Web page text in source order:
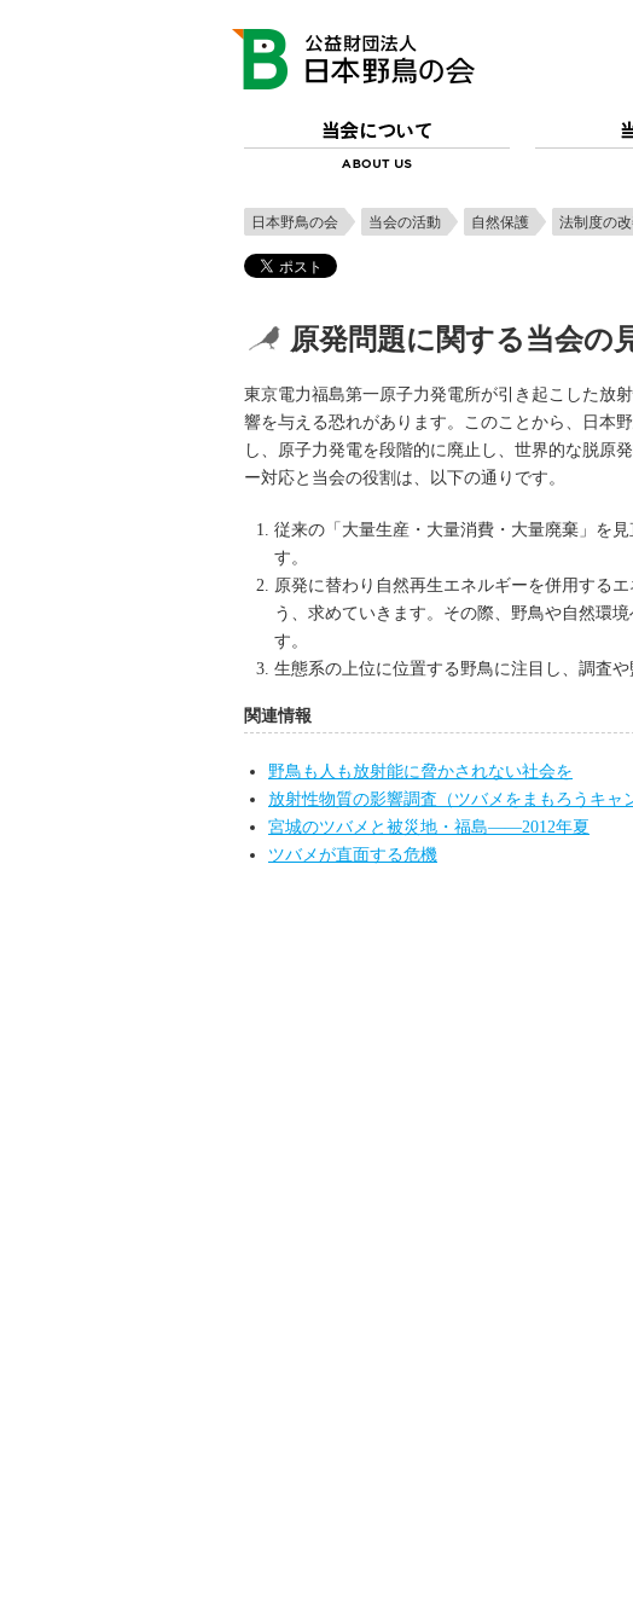
日本野鳥の会 当会の活動 自然保護 法制度の
原発問題に関する当会の
東京電力福島第一原子力発電所が引き起こした放
響を与える恐れがあります。このことから、日本
し、原子力発電を段階的に廃止し、世界的な脱原
ー対応と当会の役割は、以下の通りです。
従来の「大量生産・大量消費・大量廃棄」を
す。
原発に替わり自然再生エネルギーを併用する
う、求めていきます。その際、野鳥や自然環
す。
生態系の上位に位置する野鳥に注目し、調査や
関連情報
野鳥も人も放射能に脅かされない社会を
放射性物質の影響調査（ツバメをまもろうキャ
宮城のツバメと被災地・福島――2012年夏
ツバメが直面する危機